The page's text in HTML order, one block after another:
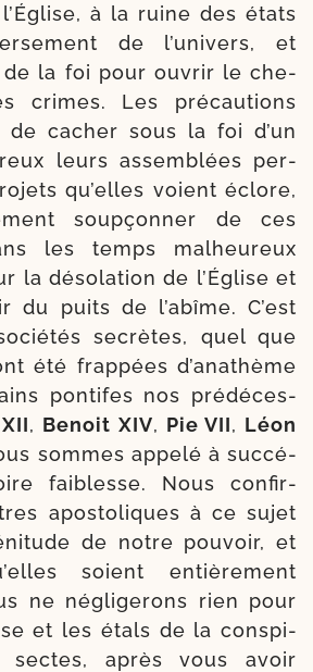
à la ruine des états
de l’u­ni­vers, et
de la foi pour ouvrir le che­
crimes. Les pré­cau­tions
de cacher sous la foi d’un
leurs assem­blées per­
qu’elles voient éclore,
soup­çon­ner de ces
les temps mal­heu­reux
la déso­la­tion de l’Église et
du puits de l’a­bîme. C’est
secrètes, quel que
été frap­pées d’a­na­thème
pon­tifes nos pré­dé­ces­
, Benoit XIV, Pie VII, Léon
sommes appe­lé à suc­cé­
fai­blesse. Nous confir­
apos­to­liques à ce sujet
de notre pou­voir, et
soient entiè­re­ment
ne négli­ge­rons rien pour
et les étals de la conspi­
après vous avoir